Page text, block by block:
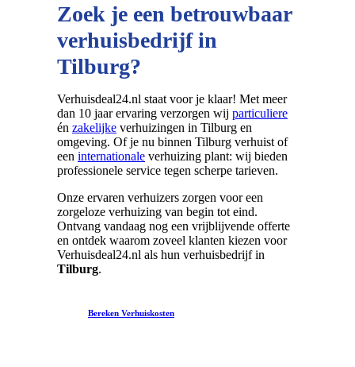
Zoek je een betrouwbaar
verhuisbedrijf in
Tilburg?
Verhuisdeal24.nl staat voor je klaar! Met meer
dan 10 jaar ervaring verzorgen wij particuliere
én zakelijke verhuizingen in Tilburg en
omgeving. Of je nu binnen Tilburg verhuist of
een internationale verhuizing plant: wij bieden
professionele service tegen scherpe tarieven.
Onze ervaren verhuizers zorgen voor een
zorgeloze verhuizing van begin tot eind.
Ontvang vandaag nog een vrijblijvende offerte
en ontdek waarom zoveel klanten kiezen voor
Verhuisdeal24.nl als hun verhuisbedrijf in
Tilburg.
Bereken Verhuiskosten